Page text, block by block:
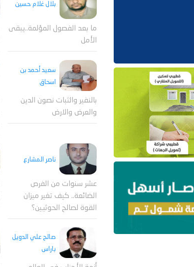
بلال غلام حسين
ما بعد الفصول المؤلمة..يبقى
الأمل
سعيد أحمد بن
اسحاق
بالنفير والثبات نصون الدين
والعرض والارض
ناصر المشارع
عشر سنوات من الفرص
الضائعة.. كيف تغير ميزان
القوة لصالح الحوثيين؟
صالح علي الدويل
باراس